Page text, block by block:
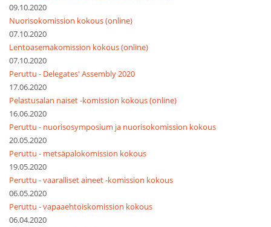
09.10.2020
Nuorisokomission kokous (online)
07.10.2020
Lentoasemakomission kokous (online)
07.10.2020
Peruttu - Delegates' Assembly 2020
17.06.2020
Pelastusalan naiset -komission kokous (online)
16.06.2020
Peruttu - nuorisosymposium ja nuorisokomission kokous
20.05.2020
Peruttu - metsäpalokomission kokous
19.05.2020
Peruttu - vaaralliset aineet -komission kokous
06.05.2020
Peruttu - vapaaehtoiskomission kokous
06.04.2020